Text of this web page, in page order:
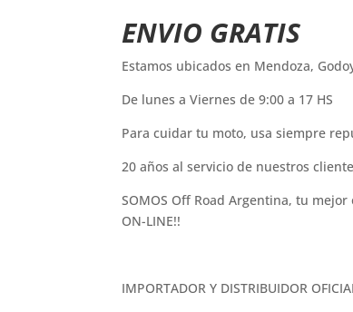
ENVIO GRATIS
Estamos ubicados en Mendoza,
De lunes a Viernes de 9:00 a 17 HS
Para cuidar tu moto, usa siempre
20 años al servicio de nuestros
SOMOS Off Road Argentina, tu mejor
ON-LINE!!
IMPORTADOR Y DISTRIBUIDOR